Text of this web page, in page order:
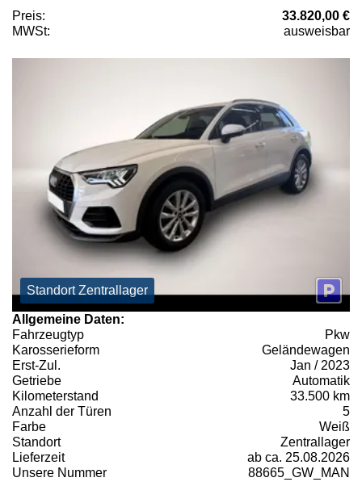
Preis:
33.820,00 €
MWSt:
ausweisbar
Standort Zentrallager
Allgemeine Daten:
Fahrzeugtyp
Pkw
Karosserieform
Geländewagen
Erst-Zul.
Jan / 2023
Getriebe
Automatik
Kilometerstand
33.500 km
Anzahl der Türen
5
Farbe
Weiß
Standort
Zentrallager
Lieferzeit
ab ca. 25.08.2026
Unsere Nummer
88665_GW_MAN